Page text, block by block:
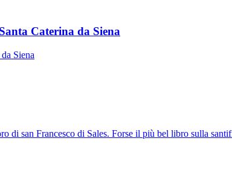
Caterina da Siena
Siena
san Francesco di Sales. Forse il più bel libro sulla